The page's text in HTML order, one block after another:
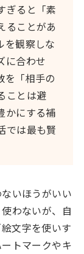
ぎると「素
ることがあ
を観察しな
に合わせ
を「相手の
ことは避
かにする補
では最も賢
いほうがいい
わないが、自
文字を使いす
トマークやキ